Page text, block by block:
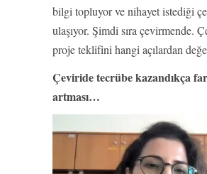
bilgi topluyor ve nihayet istediği
ulaşıyor. Şimdi sıra çevirmende.
proje teklifini hangi açılardan
Çeviride tecrübe kazandıkça
artması…